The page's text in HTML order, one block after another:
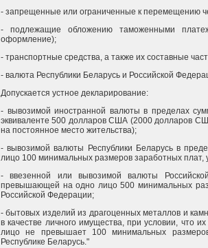
- запрещенные или ограниченные к перемещению
- подлежащие обложению таможенными
оформление);
- транспортные средства, а также их составные
- валюта Республики Беларусь и Российской
Допускается устное декларирование:
- вывозимой иностранной валюты в пределах
эквиваленте 500 долларов США (2000 долларов
на постоянное место жительства);
- вывозимой валюты Республики Беларусь в
лицо 100 минимальных размеров заработных плат,
- ввезенной или вывозимой валюты
превышающей на одно лицо 500 минимальных
Российской Федерации;
- бытовых изделий из драгоценных металлов и
в качестве личного имущества, при условии, что
лицо не превышает 100 минимальных
Республике Беларусь."